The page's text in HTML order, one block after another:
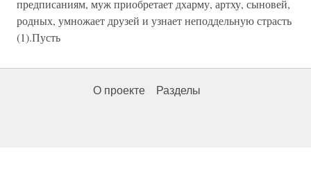
предписаниям, муж приобретает дхарму, артху, сыновей,
родных, умножает друзей и узнает неподдельную страсть
(1).Пусть
О проекте Разделы